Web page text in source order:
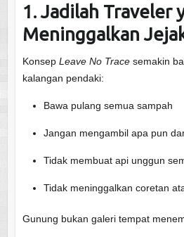
1. Jadilah Traveler
Meninggalkan
Konsep Leave No Tracesemakin
kalangan pendaki:
Bawa pulang semua sampah
Jangan mengambil apa pun
Tidak membuat api unggun
Tidak meninggalkan coretan
Gunung bukan galeri tempat